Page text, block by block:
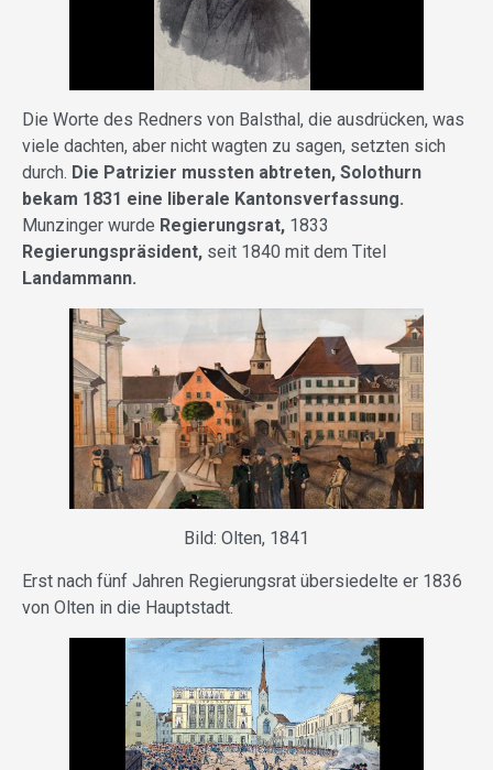
Die Worte des Redners von Balsthal, die ausdrücken, was
viele dachten, aber nicht wagten zu sagen, setzten sich
durch. Die Patrizier mussten abtreten, Solothurn
bekam 1831 eine liberale Kantonsverfassung.
Munzinger wurde Regierungsrat, 1833
Regierungspräsident, seit 1840 mit dem Titel
Landammann.
Bild: Olten, 1841
Erst nach fünf Jahren Regierungsrat übersiedelte er 1836
von Olten in die Hauptstadt.